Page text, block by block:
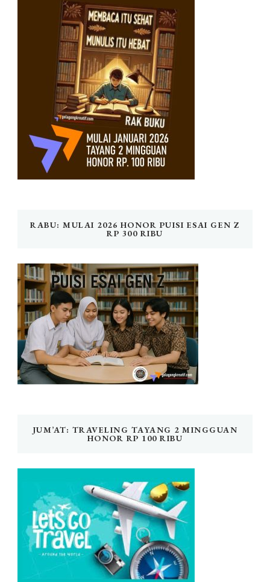
RABU: MULAI 2026 HONOR PUISI ESAI GEN Z
RP 300 RIBU
JUM’AT: TRAVELING TAYANG 2 MINGGUAN
HONOR RP 100 RIBU